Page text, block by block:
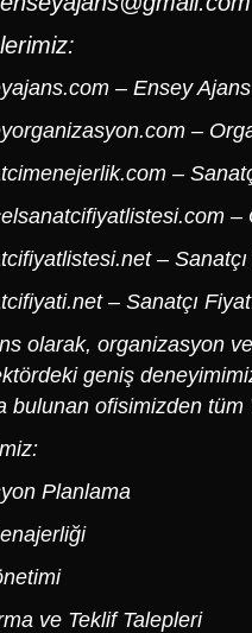
– Ensey
–
–
–
–
– Sanatçı
olarak, organizasyon
geniş
bulunan ofisimizden tüm
Planlama
ve Teklif Talepleri